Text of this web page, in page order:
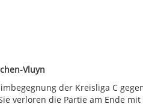
Vluyn
der Kreisliga C
verloren die Partie am Ende mit